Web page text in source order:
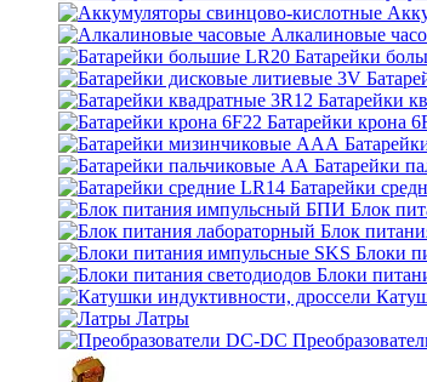
Алкалиновые
Батарейки
Батарейки
Батарейки крона
Батарейки
Батарейки
Блок
Блок
Блоки
Блоки
Латры